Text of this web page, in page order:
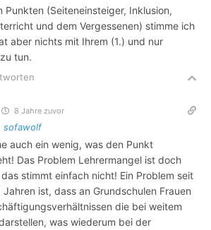
Punkten (Seiteneinsteiger, Inklusion,
und dem Vergessenen) stimme ich
aber nichts mit Ihrem (1.) und nur
tun.
8 Jahre zuvor
sofawolf
auch ein wenig, was den Punkt
Das Problem Lehrermangel ist doch
stimmt einfach nicht! Ein Problem seit
ist, dass an Grundschulen Frauen
die bei weitem
was wiederum bei der